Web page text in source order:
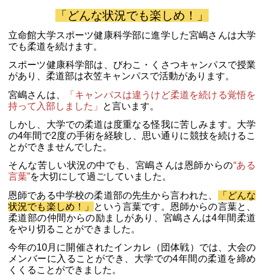
「どんな状況でも楽しめ！」
立命館大学スポーツ健康科学部に進学した宮嶋さんは大学
でも柔道を続けます。
スポーツ健康科学部は、びわこ・くさつキャンパスで授業
があり、柔道部は衣笠キャンパスで活動があります。
宮嶋さんは、
「キャンパスは違うけど柔道を続ける覚悟を
持って入部しました」
と言います。
しかし、大学での柔道は度重なる怪我に苦しみます。大学
の4年間で2度の手術を経験し、思い通りに競技を続けるこ
とができませんでした。
そんな苦しい状況の中でも、宮嶋さんは恩師からの“ある
言葉”を大切にして過ごしていました。
恩師である中学校の柔道部の先生から言われた、
「どんな
状況でも楽しめ！」 という言葉です。恩師からの言葉と、
柔道部の仲間からの励ましがあり、宮嶋さんは4年間柔道
をやり切ることができました。
今年の10月に開催されたインカレ（団体戦）では、大会の
メンバーに入ることができ、大学での4年間の柔道を締め
くくることができました。